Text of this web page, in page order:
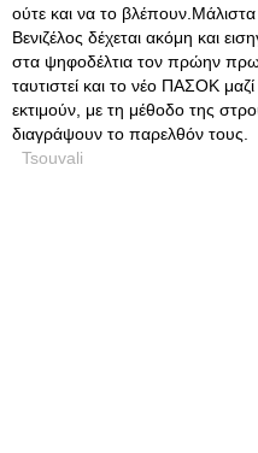
ούτε και να το
Βενιζέλος δέχεται ακόμη και
στα ψηφοδέλτια τον πρώην
ταυτιστεί και το νέο ΠΑΣΟΚ
εκτιμούν, με τη μέθοδο της
διαγράψουν το παρελθόν τους.
Tsouvali